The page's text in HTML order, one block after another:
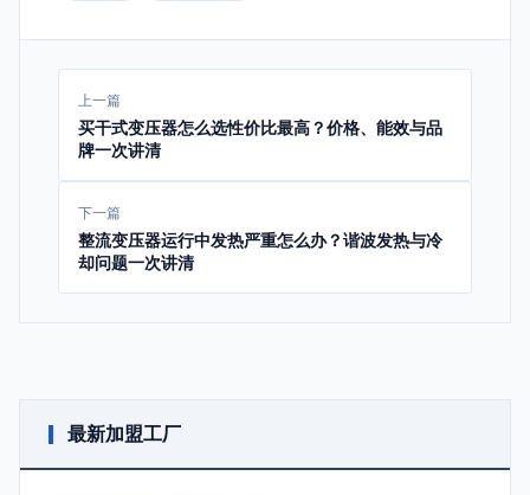
上一篇
买干式变压器怎么选性价比最高？价格、能效与品
牌一次讲清
下一篇
整流变压器运行中发热严重怎么办？谐波发热与冷
却问题一次讲清
最新加盟工厂